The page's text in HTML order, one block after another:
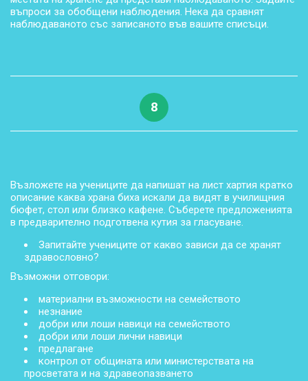
въпроси за обобщени наблюдения. Нека да сравнят
наблюдаваното със записаното във вашите списъци.
8
Възложете на учениците да напишат на лист хартия кратко
описание каква храна биха искали да видят в училищния
бюфет, стол или близко кафене. Съберете предложенията
в предварително подготвена кутия за гласуване.
Запитайте учениците от какво зависи да се хранят
здравословно?
Възможни отговори:
материални възможности на семейството
незнание
добри или лоши навици на семейството
добри или лоши лични навици
предлагане
контрол от общината или министерствата на
просветата и на здравеопазването